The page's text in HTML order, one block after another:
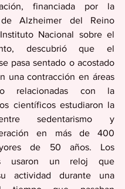
financiada por la
de Alzheimer del Reino
Nacional sobre el
descubrió que el
pasa sentado o acostado
una contracción en áreas
relacionadas con la
científicos estudiaron la
sedentarismo y
en más de 400
de 50 años. Los
usaron un reloj que
actividad durante una